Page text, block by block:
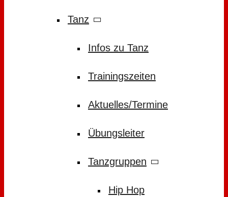
Tanz
Infos zu Tanz
Trainingszeiten
Aktuelles/Termine
Übungsleiter
Tanzgruppen
Hip Hop